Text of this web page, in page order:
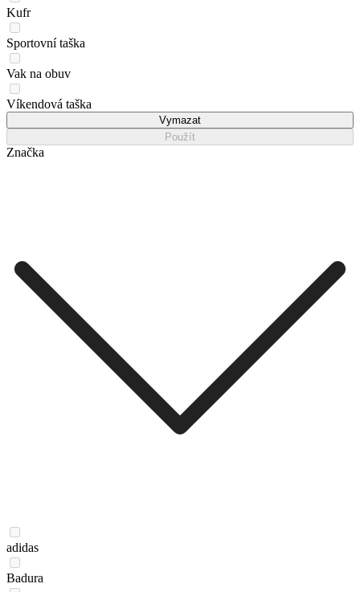
Kufr
Sportovní taška
Vak na obuv
Víkendová taška
Vymazat
Použít
Značka
adidas
Badura